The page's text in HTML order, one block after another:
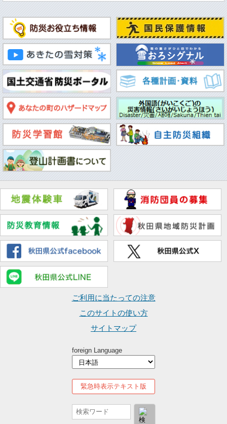
ご利用に当たっての注意
このサイトの使い方
サイトマップ
foreign Language
緊急時表示テキスト版